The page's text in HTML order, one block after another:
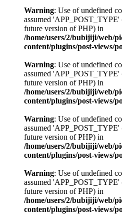
Warning: Use of undefined
assumed
future version of PHP) in
/home/users/2/bubijiji/web/
content/plugins/post-views/
Warning: Use of undefined
assumed
future version of PHP) in
/home/users/2/bubijiji/web/
content/plugins/post-views/
Warning: Use of undefined
assumed
future version of PHP) in
/home/users/2/bubijiji/web/
content/plugins/post-views/
Warning: Use of undefined
assumed
future version of PHP) in
/home/users/2/bubijiji/web/
content/plugins/post-views/